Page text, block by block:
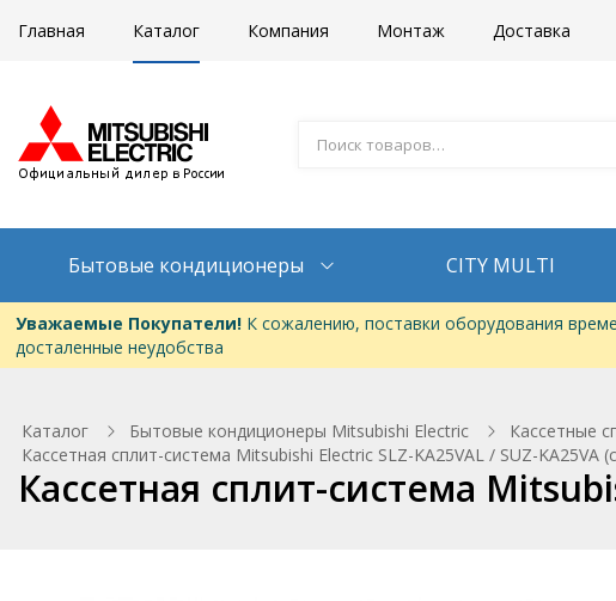
Главная Каталог Компания Монтаж Доставка
Бытовые кондиционеры CITY MULTI
Уважаемые Покупатели!К сожалению, поставки оборудования
досталенные неудобства
Каталог Бытовые кондиционеры Mitsubishi Electric Кассетные
Кассетная сплит-система Mitsubishi Electric SLZ-KA25VAL / SUZ-KA25VA
Кассетная сплит-система